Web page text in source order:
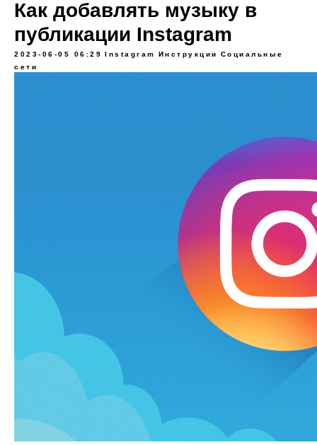
Как добавлять музыку в
публикации Instagram
2023-06-05 06:29 Instagram Инструкции
Социальные
сети